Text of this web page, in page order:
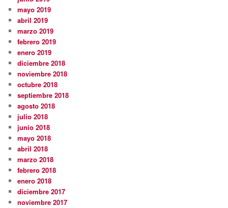
mayo 2019
abril 2019
marzo 2019
febrero 2019
enero 2019
diciembre 2018
noviembre 2018
octubre 2018
septiembre 2018
agosto 2018
julio 2018
junio 2018
mayo 2018
abril 2018
marzo 2018
febrero 2018
enero 2018
diciembre 2017
noviembre 2017